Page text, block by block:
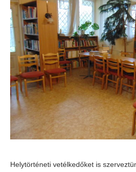
Helytörténeti vetélkedőket is